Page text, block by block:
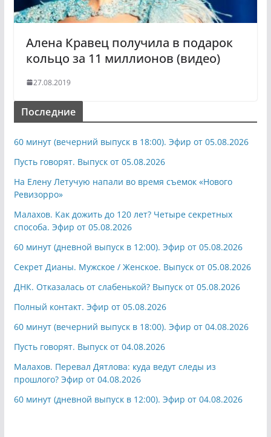
Алена Кравец получила в подарок
кольцо за 11 миллионов (видео)
27.08.2019
Последние
60 минут (вечерний выпуск в 18:00). Эфир от 05.08.2026
Пусть говорят. Выпуск от 05.08.2026
На Елену Летучую напали во время съемок «Нового
Ревизорро»
Малахов. Как дожить до 120 лет? Четыре секретных
способа. Эфир от 05.08.2026
60 минут (дневной выпуск в 12:00). Эфир от 05.08.2026
Секрет Дианы. Мужское / Женское. Выпуск от 05.08.2026
ДНК. Отказалась от слабенькой? Выпуск от 05.08.2026
Полный контакт. Эфир от 05.08.2026
60 минут (вечерний выпуск в 18:00). Эфир от 04.08.2026
Пусть говорят. Выпуск от 04.08.2026
Малахов. Перевал Дятлова: куда ведут следы из
прошлого? Эфир от 04.08.2026
60 минут (дневной выпуск в 12:00). Эфир от 04.08.2026